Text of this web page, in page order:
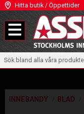
Meny
Hitta butik / Öppettider
INNEBANDY BLAD